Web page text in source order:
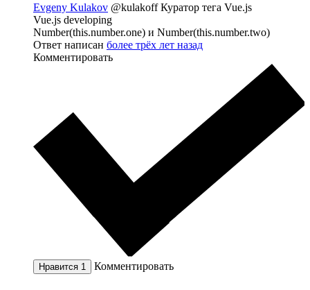
Evgeny Kulakov @kulakoffКуратор тега Vue.js
Vue.js developing
Number(this.number.one) и Number(this.number.two)
Ответ написан более трёх лет назад
Комментировать
Нравится 1 Комментировать